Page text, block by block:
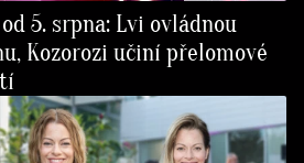
5. srpna: Lvi ovládnou
Kozorozi učiní přelomové